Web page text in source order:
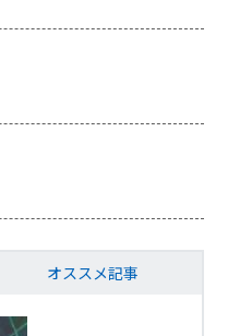
オススメ記事